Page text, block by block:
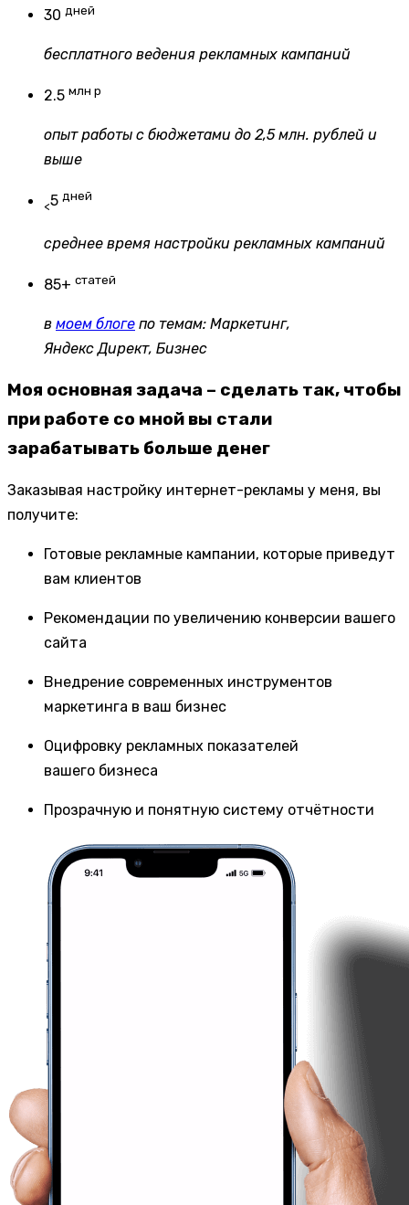
30 дней
бесплатного ведения рекламных кампаний
2.5 млн р
опыт работы с бюджетами до 2,5 млн. рублей и
выше
<5 дней
среднее время настройки рекламных кампаний
85+ статей
в моем блоге по темам: Маркетинг,
Яндекс Директ, Бизнес
Моя основная задача – сделать так, чтобы
при работе со мной вы стали
зарабатывать больше денег
Заказывая настройку интернет-рекламы у меня, вы
получите:
Готовые рекламные кампании, которые приведут
вам клиентов
Рекомендации по увеличению конверсии вашего
сайта
Внедрение современных инструментов
маркетинга в ваш бизнес
Оцифровку рекламных показателей
вашего бизнеса
Прозрачную и понятную систему отчётности